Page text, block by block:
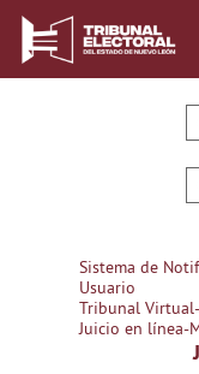
Sistema de
Usuario
Tribunal
Juicio en línea-